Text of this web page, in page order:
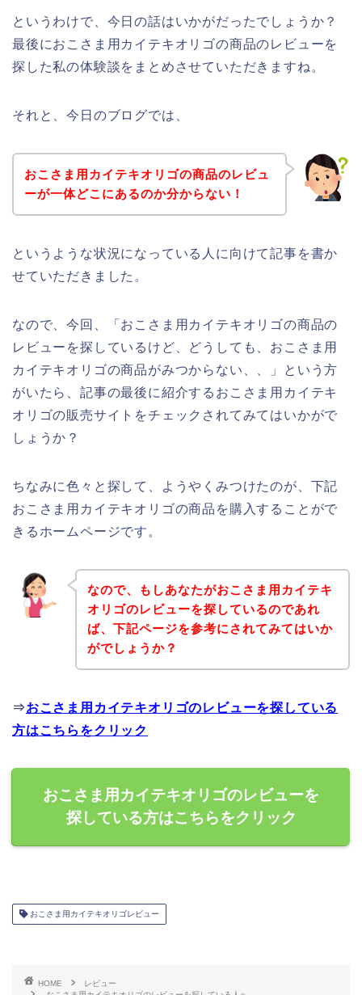
というわけで、今日の話はいかがだったでしょうか？
最後におこさま用カイテキオリゴの商品のレビューを
探した私の体験談をまとめさせていただきますね。
それと、今日のブログでは、
おこさま用カイテキオリゴの商品のレビュ
ーが一体どこにあるのか分からない！
というような状況になっている人に向けて記事を書か
せていただきました。
なので、今回、「おこさま用カイテキオリゴの商品の
レビューを探しているけど、どうしても、おこさま用
カイテキオリゴの商品がみつからない、、」という方
がいたら、記事の最後に紹介するおこさま用カイテキ
オリゴの販売サイトをチェックされてみてはいかがで
しょうか？
ちなみに色々と探して、ようやくみつけたのが、下記
おこさま用カイテキオリゴの商品を購入することがで
きるホームページです。
なので、もしあなたがおこさま用カイテキ
オリゴのレビューを探しているのであれ
ば、下記ページを参考にされてみてはいか
がでしょうか？
⇒おこさま用カイテキオリゴのレビューを探している
方はこちらをクリック
おこさま用カイテキオリゴのレビューを
探している方はこちらをクリック
おこさま用カイテキオリゴレビュー
HOME
レビュー